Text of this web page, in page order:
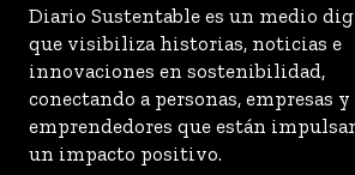
Diario Sustentable es un medio
que visibiliza historias, noticias e
innovaciones en sostenibilidad,
conectando a personas, empresas y
emprendedores que están
un impacto positivo.